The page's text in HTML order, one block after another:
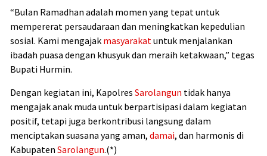
“Bulan Ramadhan adalah momen yang tepat untuk
mempererat persaudaraan dan meningkatkan kepedulian
sosial. Kami mengajak masyarakat untuk menjalankan
ibadah puasa dengan khusyuk dan meraih ketakwaan,” tegas
Bupati Hurmin.
Dengan kegiatan ini, Kapolres Sarolangun tidak hanya
mengajak anak muda untuk berpartisipasi dalam kegiatan
positif, tetapi juga berkontribusi langsung dalam
menciptakan suasana yang aman, damai, dan harmonis di
Kabupaten Sarolangun.(*)